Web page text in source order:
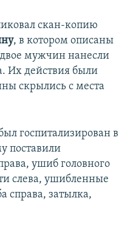
скан-копию
, в котором описаны
двое мужчин нанесли
Их действия были
скрылись с места
госпитализирован в
поставили
ушиб головного
слева, ушибленные
справа, затылка,